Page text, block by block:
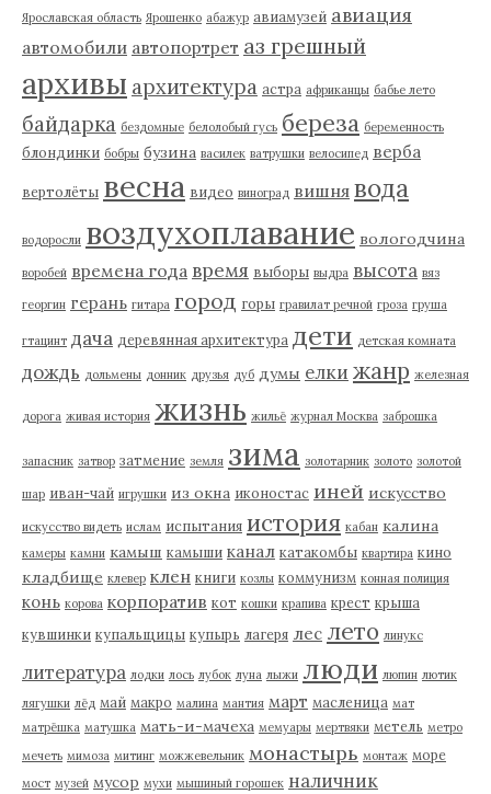
Ярославская область Ярошенко абажур авиамузей авиация
автомобили автопортрет аз грешный
архивы архитектура астра африканцы бабье лето
байдарка бездомные белолобый гусь береза беременность
блондинки бобры бузина василек ватрушки велосипед верба
вертолёты весна видео виноград вишня вода
водоросли воздухоплавание вологодчина
воробей времена года время выборы выдра высота вяз
георгин герань гитара город горы гравилат речной гроза груша
гтацинт дача деревянная архитектура дети детская комната
дождь дольмены донник друзья дуб думы елки жанр железная
дорога живая история жизнь жильё журнал Москва заброшка
запасник затвор затмение земля зима золотарник золото золотой
шар иван-чай игрушки из окна иконостас иней искусство
искусство видеть ислам испытания история кабан калина
камеры камни камыш камыши канал катакомбы квартира кино
кладбище клевер клен книги козлы коммунизм конная полиция
конь корова корпоратив кот кошки крапива крест крыша
кувшинки купальщицы купырь лагеря лес лето линукс
литература лодки лось лубок луна лыжи люди люпин лютик
лягушки лёд май макро малина мантия март масленица мат
матрёшка матушка мать-и-мачеха мемуары мертвяки метель метро
мечеть мимоза митинг можжевельник монастырь монтаж море
мост музей мусор мухи мышиный горошек наличник